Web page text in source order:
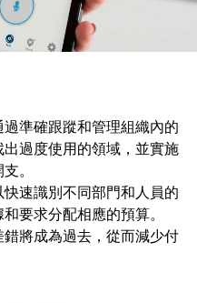
準確跟蹤和管理組織內的
過度使用的領域，並實施
。
速識別不同部門和人員的
要求分配相應的預算。
將成為過去，從而減少付